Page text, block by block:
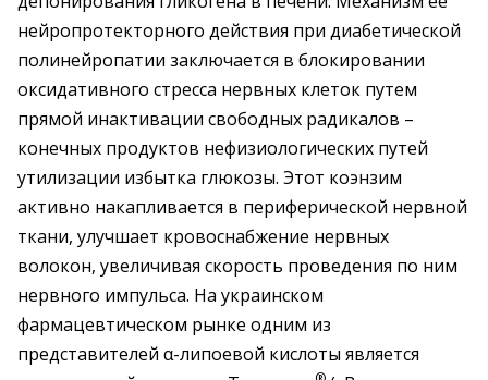
нейропротекторного действия при диабетической
полинейропатии заключается в блокировании
оксидативного стресса нервных клеток путем
прямой инактивации свободных радикалов –
конечных продуктов нефизиологических путей
утилизации избытка глюкозы. Этот коэнзим
активно накапливается в периферической нервной
ткани, улучшает кровоснабжение нервных
волокон, увеличивая скорость проведения по ним
нервного импульса. На украинском
фармацевтическом рынке одним из
представителей α-липоевой кислоты является